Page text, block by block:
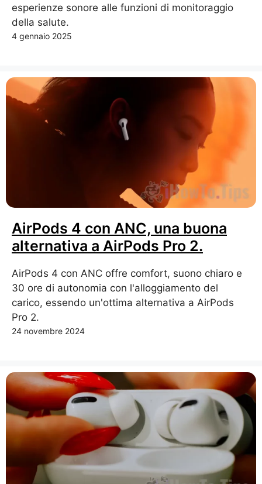
esperienze sonore alle funzioni di monitoraggio
della salute.
4 gennaio 2025
AirPods 4 con ANC, una buona
alternativa a AirPods Pro 2.
AirPods 4 con ANC offre comfort, suono chiaro e
30 ore di autonomia con l'alloggiamento del
carico, essendo un'ottima alternativa a AirPods
Pro 2.
24 novembre 2024